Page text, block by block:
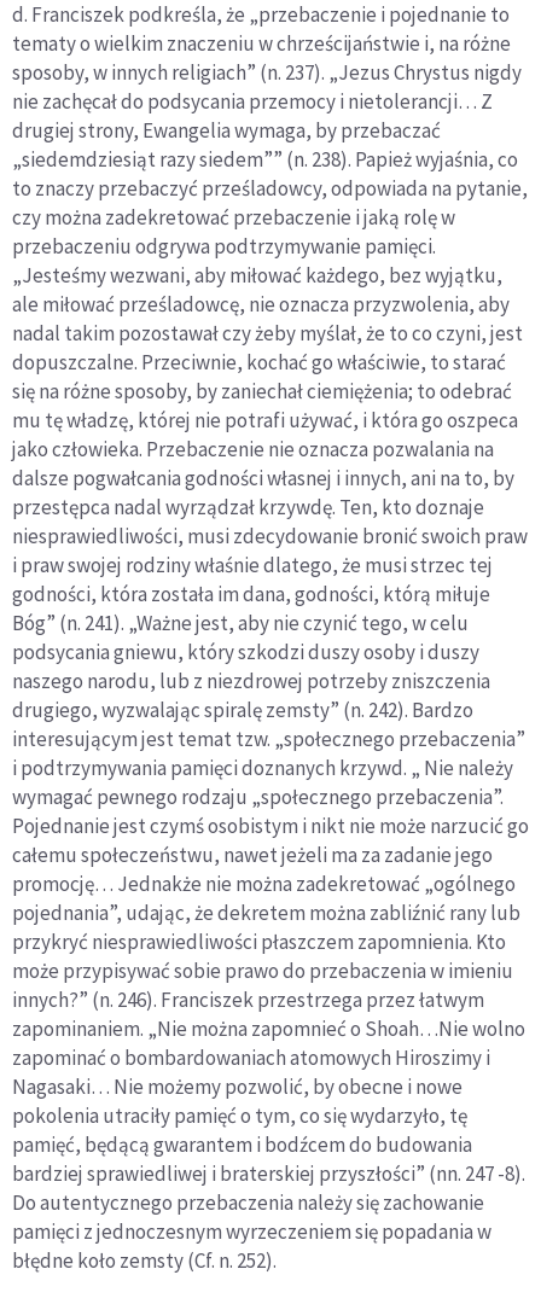
d. Franciszek podkreśla, że „przebaczenie i pojednanie to
tematy o wielkim znaczeniu w chrześcijaństwie i, na różne
sposoby, w innych religiach” (n. 237). „Jezus Chrystus nigdy
nie zachęcał do podsycania przemocy i nietolerancji… Z
drugiej strony, Ewangelia wymaga, by przebaczać
„siedemdziesiąt razy siedem”” (n. 238). Papież wyjaśnia, co
to znaczy przebaczyć prześladowcy, odpowiada na pytanie,
czy można zadekretować przebaczenie i jaką rolę w
przebaczeniu odgrywa podtrzymywanie pamięci.
„Jesteśmy wezwani, aby miłować każdego, bez wyjątku,
ale miłować prześladowcę, nie oznacza przyzwolenia, aby
nadal takim pozostawał czy żeby myślał, że to co czyni, jest
dopuszczalne. Przeciwnie, kochać go właściwie, to starać
się na różne sposoby, by zaniechał ciemiężenia; to odebrać
mu tę władzę, której nie potrafi używać, i która go oszpeca
jako człowieka. Przebaczenie nie oznacza pozwalania na
dalsze pogwałcania godności własnej i innych, ani na to, by
przestępca nadal wyrządzał krzywdę. Ten, kto doznaje
niesprawiedliwości, musi zdecydowanie bronić swoich praw
i praw swojej rodziny właśnie dlatego, że musi strzec tej
godności, która została im dana, godności, którą miłuje
Bóg” (n. 241). „Ważne jest, aby nie czynić tego, w celu
podsycania gniewu, który szkodzi duszy osoby i duszy
naszego narodu, lub z niezdrowej potrzeby zniszczenia
drugiego, wyzwalając spiralę zemsty” (n. 242). Bardzo
interesującym jest temat tzw. „społecznego przebaczenia”
i podtrzymywania pamięci doznanych krzywd. „ Nie należy
wymagać pewnego rodzaju „społecznego przebaczenia”.
Pojednanie jest czymś osobistym i nikt nie może narzucić go
całemu społeczeństwu, nawet jeżeli ma za zadanie jego
promocję… Jednakże nie można zadekretować „ogólnego
pojednania”, udając, że dekretem można zabliźnić rany lub
przykryć niesprawiedliwości płaszczem zapomnienia. Kto
może przypisywać sobie prawo do przebaczenia w imieniu
innych?” (n. 246). Franciszek przestrzega przez łatwym
zapominaniem. „Nie można zapomnieć o Shoah…Nie wolno
zapominać o bombardowaniach atomowych Hiroszimy i
Nagasaki… Nie możemy pozwolić, by obecne i nowe
pokolenia utraciły pamięć o tym, co się wydarzyło, tę
pamięć, będącą gwarantem i bodźcem do budowania
bardziej sprawiedliwej i braterskiej przyszłości” (nn. 247 -8).
Do autentycznego przebaczenia należy się zachowanie
pamięci z jednoczesnym wyrzeczeniem się popadania w
błędne koło zemsty (Cf. n. 252).